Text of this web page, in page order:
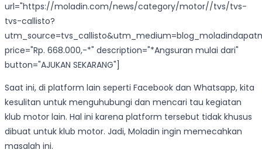
url="https://moladin.com/news/category/motor//tvs/tvs-
tvs-callisto?
price="Rp. 668.000,-*" description="*Angsuran mulai dari"
button="AJUKAN SEKARANG"]
Saat ini, di platform lain seperti Facebook dan Whatsapp, kita
kesulitan untuk menguhubungi dan mencari tau kegiatan
klub motor lain. Hal ini karena platform tersebut tidak khusus
dibuat untuk klub motor. Jadi, Moladin ingin memecahkan
masalah ini.